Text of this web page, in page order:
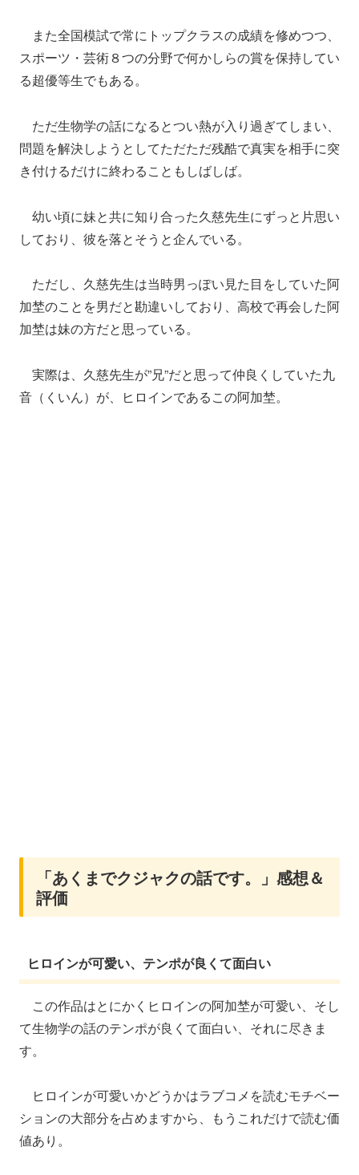
また全国模試で常にトップクラスの成績を修めつつ、
スポーツ・芸術８つの分野で何かしらの賞を保持してい
る超優等生でもある。
ただ生物学の話になるとつい熱が入り過ぎてしまい、
問題を解決しようとしてただただ残酷で真実を相手に突
き付けるだけに終わることもしばしば。
幼い頃に妹と共に知り合った久慈先生にずっと片思い
しており、彼を落とそうと企んでいる。
ただし、久慈先生は当時男っぽい見た目をしていた阿
加埜のことを男だと勘違いしており、高校で再会した阿
加埜は妹の方だと思っている。
実際は、久慈先生が”兄”だと思って仲良くしていた九
音（くいん）が、ヒロインであるこの阿加埜。
「あくまでクジャクの話です。」感想＆
評価
ヒロインが可愛い、テンポが良くて面白い
この作品はとにかくヒロインの阿加埜が可愛い、そし
て生物学の話のテンポが良くて面白い、それに尽きま
す。
ヒロインが可愛いかどうかはラブコメを読むモチベー
ションの大部分を占めますから、もうこれだけで読む価
値あり。